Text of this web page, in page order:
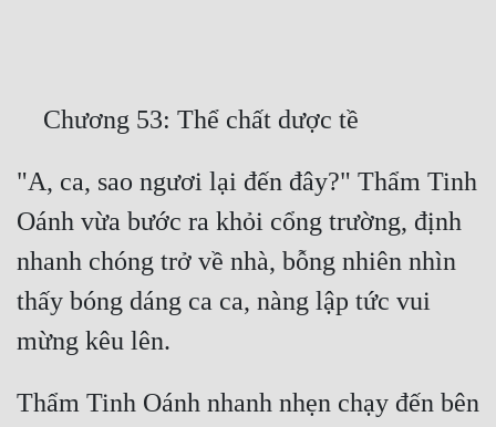
Truyện Nhập Môn
Truyện ngắn
Xa Lộ Dịch
Cung Đấu
Cạnh Kỹ
"A, ca, sao ngươi lại đến đây?" Thẩm Tinh
Oánh vừa bước ra khỏi cổng trường, định
nhanh chóng trở về nhà, bỗng nhiên nhìn
thấy bóng dáng ca ca, nàng lập tức vui
Thẩm Tinh Oánh nhanh nhẹn chạy đến bên